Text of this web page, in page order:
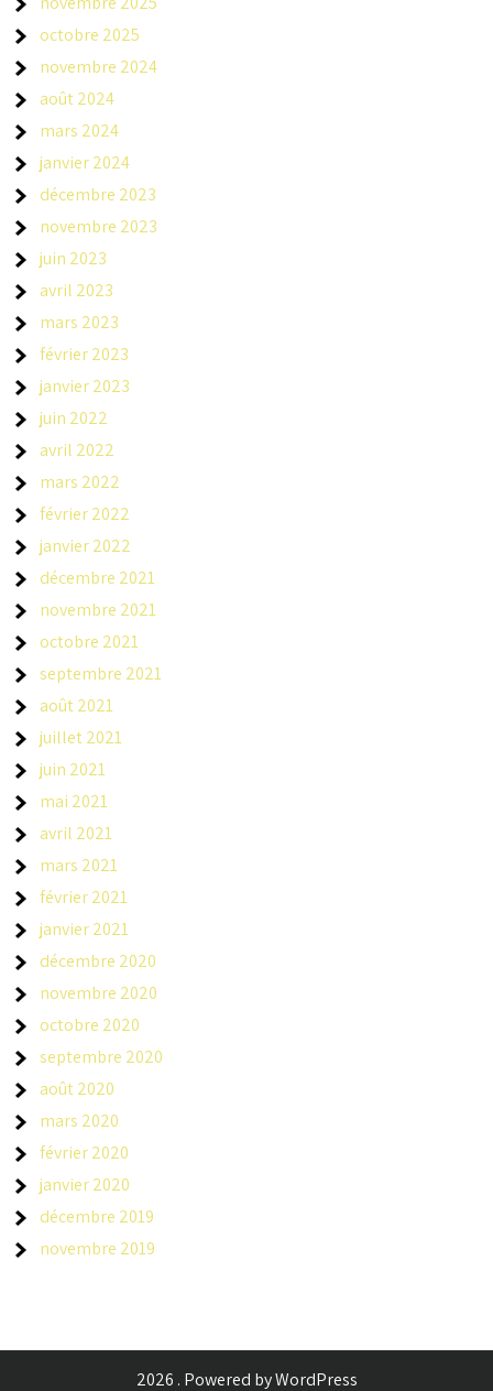
octobre 2025
novembre 2024
août 2024
mars 2024
janvier 2024
décembre 2023
novembre 2023
juin 2023
avril 2023
mars 2023
février 2023
janvier 2023
juin 2022
avril 2022
mars 2022
février 2022
janvier 2022
décembre 2021
novembre 2021
octobre 2021
septembre 2021
août 2021
juillet 2021
juin 2021
mai 2021
avril 2021
mars 2021
février 2021
janvier 2021
décembre 2020
novembre 2020
octobre 2020
septembre 2020
août 2020
mars 2020
février 2020
janvier 2020
décembre 2019
novembre 2019
2026 . Powered by WordPress